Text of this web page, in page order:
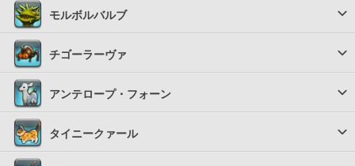
モルボルバルブ
チゴーラーヴァ
アンテロープ・フォーン
タイニークァール